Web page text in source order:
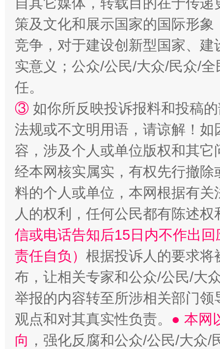
扯下公款旅游的“隐身衣” 如何以
“蜀中异人”王建安的艺术幻境
策及文化和展示国家的国际形
竞争，对于建设创新型国家、
实意义；公众/公民/大众/民众/
任。
③ 如你所反映投诉报料和投稿
法规或不文明用语，请谅解！
容，涉及个人或单位版权和其它
经本网核实属实，有权先行撤
料的个人或单位，本网根据有
人的权利，任何公民都有陈述
信或电话告知后15日内不作出
责任自负） 根据投诉人的要求将
布，让相关专家和公众/公民/大
举报的内容转至所涉相关部门
观点和对其真实性负责。 ● 本网
向 ，强化反腐和公众/公民/大众